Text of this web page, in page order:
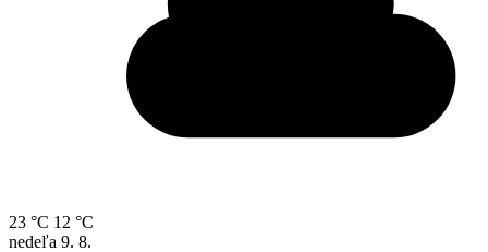
23 °C 12 °C
nedeľa 9. 8.